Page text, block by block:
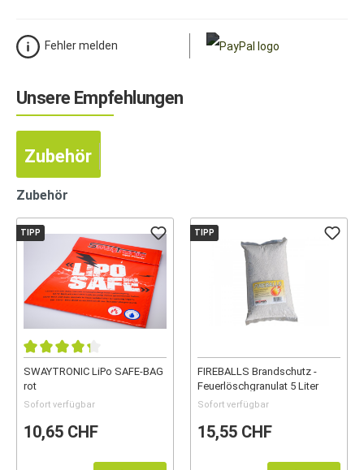
Fehler melden
Unsere Empfehlungen
Zubehör
Zubehör
TIPP
SWAYTRONIC LiPo SAFE-BAG
rot
Sofort verfügbar
10,65 CHF
TIPP
FIREBALLS Brandschutz -
Feuerlöschgranulat 5 Liter
Sofort verfügbar
15,55 CHF